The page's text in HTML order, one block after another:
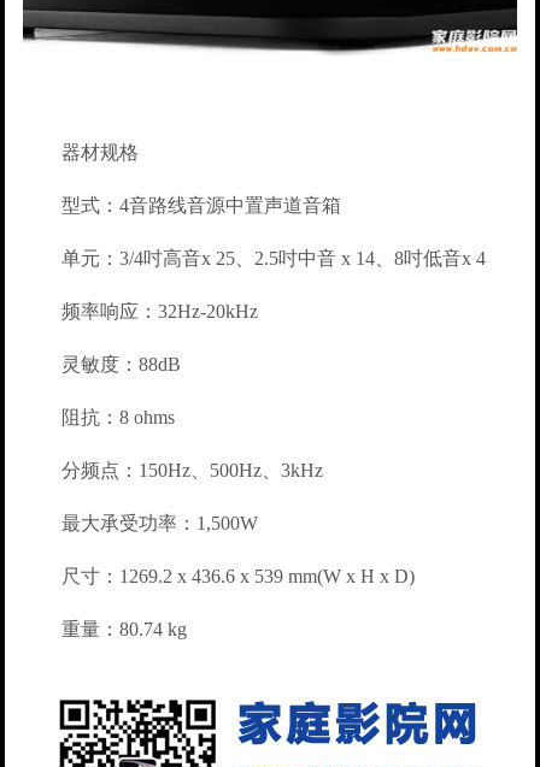
器材规格
型式：4音路线音源中置声道音箱
单元：3/4吋高音x 25、2.5吋中音 x 14、8吋低音x 4
频率响应：32Hz-20kHz
灵敏度：88dB
阻抗：8 ohms
分频点：150Hz、500Hz、3kHz
最大承受功率：1,500W
尺寸：1269.2 x 436.6 x 539 mm(W x H x D)
重量：80.74 kg